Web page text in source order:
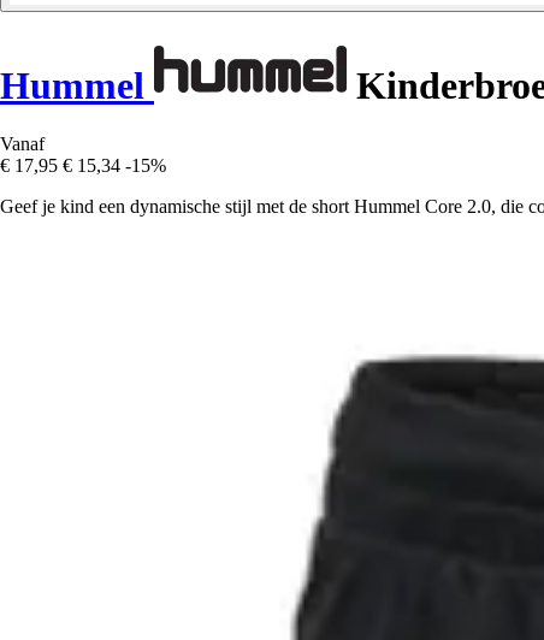
Hummel
Vanaf
€ 17,95 € 15,34 -15%
Geef je kind een dynamische stijl met de short Hummel Core 2.0, die